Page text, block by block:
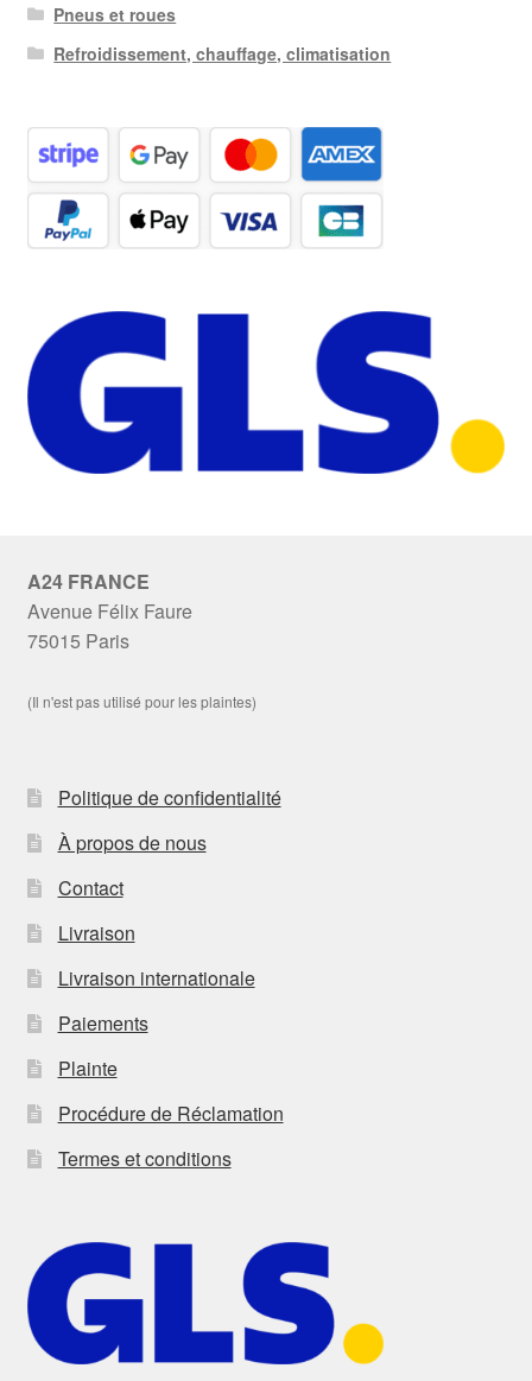
Pneus et roues
Refroidissement, chauffage, climatisation
A24 FRANCE
Avenue Félix Faure
75015 Paris
(Il n'est pas utilisé pour les plaintes)
Politique de confidentialité
À propos de nous
Contact
Livraison
Livraison internationale
Paiements
Plainte
Procédure de Réclamation
Termes et conditions